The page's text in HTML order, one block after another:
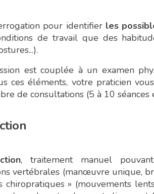
pour identifier les
de travail que des
est couplée à un examen
ces éléments, votre praticien
de consultations (5 à 10 séances
, traitement manuel
vertébrales (manœuvre unique,
chiropratiques » (mouvements